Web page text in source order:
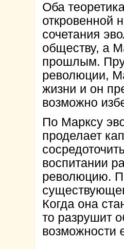
Оба
откровенной
сочетания
обществу, а
прошлым.
революции,
жизни и он
возможно
По Марксу
проделает
воспитании
революцию.
Когда она
то разрушит
возможности